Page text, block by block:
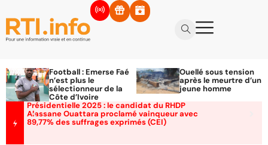
Football : Emerse Faé
n’est plus le
sélectionneur de la
Côte d’Ivoire
Ouellé sous tension
après le meurtre d’un
jeune homme
Présidentielle 2025 : le candidat du RHDP
Alassane Ouattara proclamé vainqueur avec
89,77% des suffrages exprimés (CEI)